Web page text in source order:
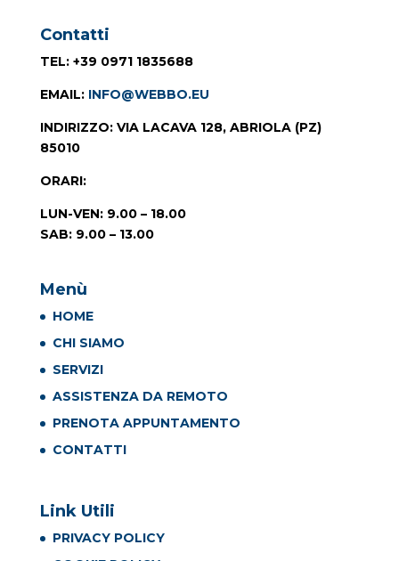
Contatti
TEL: +39 0971 1835688
EMAIL: INFO@WEBBO.EU
INDIRIZZO: VIA LACAVA 128, ABRIOLA (PZ)
85010
ORARI:
LUN-VEN: 9.00 – 18.00
SAB: 9.00 – 13.00
Menù
HOME
CHI SIAMO
SERVIZI
ASSISTENZA DA REMOTO
PRENOTA APPUNTAMENTO
CONTATTI
Link Utili
PRIVACY POLICY